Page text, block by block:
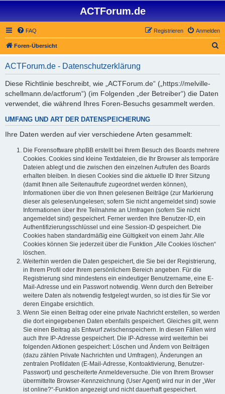
ACTForum.de
FAQ Anmelden
Registrieren
Foren-Übersicht
ACTForum.de - Datenschutzerklärung
Diese Richtlinie beschreibt, wie „ACTForum.de“ („https://melville-
schellmann.de/actforum“) (im Folgenden „der Betreiber“) die Daten
verwendet, die während Ihres Foren-Besuchs gesammelt werden.
UMFANG UND ART DER DATENSPEICHERUNG
Ihre Daten werden auf vier verschiedene Arten gesammelt:
Die Forensoftware phpBB erstellt bei Ihrem Besuch des Boards mehrere
Cookies. Cookies sind kleine Textdateien, die Ihr Browser als temporäre
Dateien ablegt und die zwischen den einzelnen Aufrufen des Boards
erhalten bleiben. In diesen Cookies sind die aktuelle ID Ihrer Sitzung
(damit Ihnen alle Seitenaufrufe zugeordnet werden können),
Informationen über die von Ihnen gelesenen Beiträge (zur Markierung
dieser als gelesen/ungelesen; sofern Sie nicht angemeldet sind) sowie
Informationen über Ihre Teilnahme an Umfragen (sofern Sie nicht
angemeldet sind) gespeichert. Ferner werden Ihre Benutzer-ID, ein
Authentifizierungsschlüssel und eine Session-ID gespeichert. Die
Cookies haben standardmäßig eine Gültigkeit von einem Jahr. Alle
Cookies können Sie jederzeit über die Funktion „Alle Cookies löschen“
löschen.
Weiterhin werden die Daten gespeichert, die Sie bei der Registrierung,
in Ihrem Profil oder Ihrem persönlichem Bereich angeben. Für die
Registrierung sind mindestens ein eindeutiger Benutzername, eine E-
Mail-Adresse und ein Passwort notwendig. Wenn durch den Betreiber
weitere Daten als notwendig festgelegt wurden, so ist dies für Sie vor
deren Eingabe ersichtlich.
Wenn Sie einen Beitrag oder eine private Nachricht erstellen, so werden
die dort eingegebenen Daten ebenfalls gespeichert. Gleiches gilt, wenn
Sie einen Beitrag als Entwurf zwischenspeichern. In diesen Fällen wird
auch Ihre IP-Adresse gespeichert. Die IP-Adresse wird weiterhin bei
folgenden Aktionen gespeichert: Löschen und Ändern von Beiträgen
(dazu zählen Private Nachrichten und Umfragen), Änderungen an
zentralen Profildaten (E-Mail-Adresse, Kontoaktivierung, Benutzer-
Passwort) und gescheiterte Anmeldeversuche. Die von Ihrem Browser
übermittelte Browser-Kennzeichnung (User Agent) wird nur in der „Wer
ist online?“-Funktion angezeigt und nicht dauerhaft gespeichert.